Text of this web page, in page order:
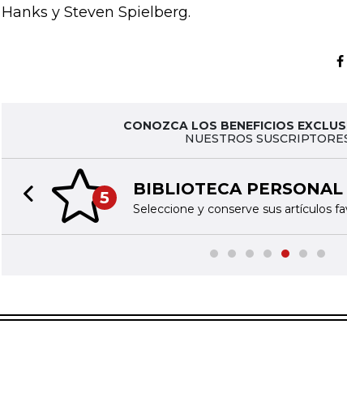
Hanks y Steven Spielberg.
CONOZCA LOS BENEFICIOS
NUESTROS
5 BIBLIOTECA PERSONAL
Seleccione y conserve sus artículos
Previous slide